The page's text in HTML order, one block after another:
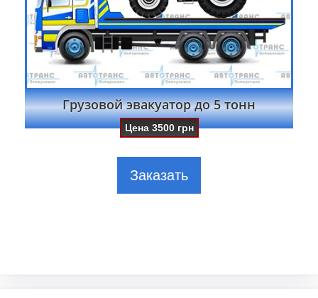
Грузовой эвакуатор до 5 тонн
Цена3500 грн
Заказать